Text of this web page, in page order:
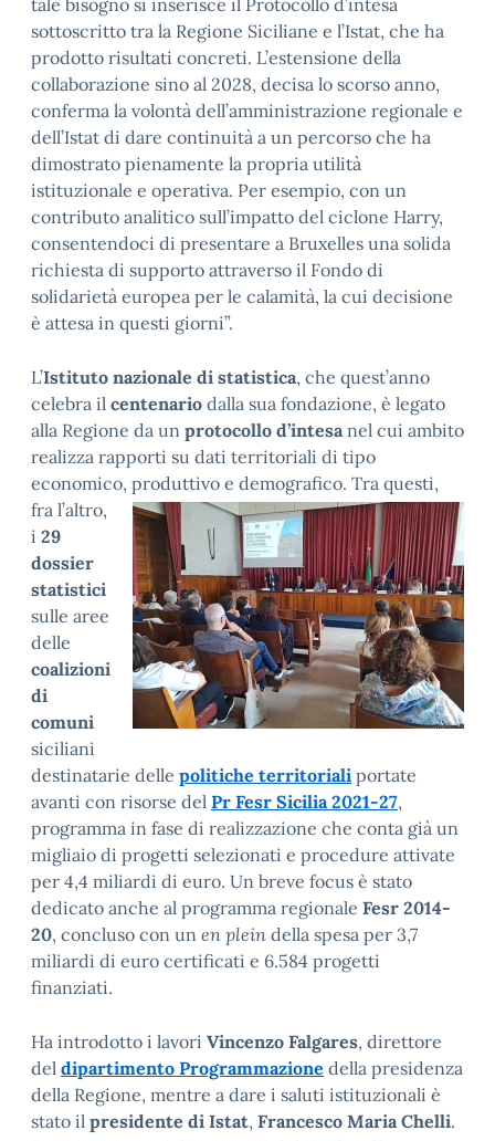
sottoscritto tra la Regione Siciliane e l’Istat, che ha
prodotto risultati concreti. L’estensione della
collaborazione sino al 2028, decisa lo scorso anno,
conferma la volontà dell’amministrazione regionale e
dell’Istat di dare continuità a un percorso che ha
dimostrato pienamente la propria utilità
istituzionale e operativa. Per esempio, con un
contributo analitico sull’impatto del ciclone Harry,
consentendoci di presentare a Bruxelles una solida
richiesta di supporto attraverso il Fondo di
solidarietà europea per le calamità, la cui decisione
è attesa in questi giorni”.
L’Istituto nazionale di statistica, che quest’anno
celebra il centenario dalla sua fondazione, è legato
alla Regione da un protocollo d’intesa nel cui ambito
realizza rapporti su dati territoriali di tipo
economico, produttivo e demografico. Tra questi,
fra l’altro,
i 29
dossier
statistici
sulle aree
delle
coalizioni
di
comuni
siciliani
destinatarie delle politiche territoriali portate
avanti con risorse del Pr Fesr Sicilia 2021-27,
programma in fase di realizzazione che conta già un
migliaio di progetti selezionati e procedure attivate
per 4,4 miliardi di euro. Un breve focus è stato
dedicato anche al programma regionale Fesr 2014-
20, concluso con un en plein della spesa per 3,7
miliardi di euro certificati e 6.584 progetti
finanziati.
Ha introdotto i lavori Vincenzo Falgares, direttore
del dipartimento Programmazione della presidenza
della Regione, mentre a dare i saluti istituzionali è
stato il presidente di Istat, Francesco Maria Chelli.